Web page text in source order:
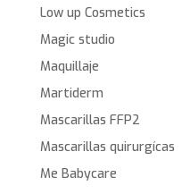
Low up Cosmetics
Magic studio
Maquillaje
Martiderm
Mascarillas FFP2
Mascarillas quirurgícas
Me Babycare